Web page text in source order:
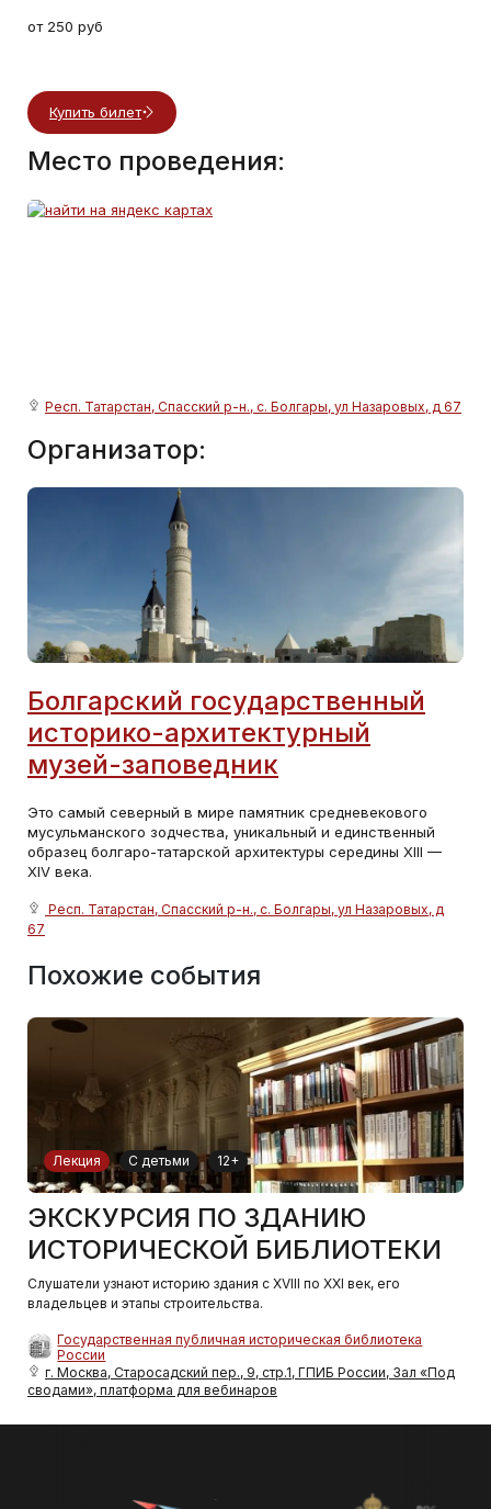
от 250 руб
Купить билет
Место проведения:
Респ. Татарстан, Спасский р-н., с. Болгары, ул Назаровых, д 67
Организатор:
Болгарский государственный
историко-архитектурный
музей-заповедник
Это самый северный в мире памятник средневекового
мусульманского зодчества, уникальный и единственный
образец болгаро-татарской архитектуры середины XIII —
XIV века.
Респ. Татарстан, Спасский р-н., с. Болгары, ул Назаровых, д
67
Похожие события
Лекция С детьми 12+
ЭКСКУРСИЯ ПО ЗДАНИЮ
ИСТОРИЧЕСКОЙ БИБЛИОТЕКИ
Слушатели узнают историю здания с XVIII по XXI век, его
владельцев и этапы строительства.
Государственная публичная историческая библиотека
России
г. Москва, Старосадский пер., 9, стр.1, ГПИБ России, Зал «Под
сводами», платформа для вебинаров